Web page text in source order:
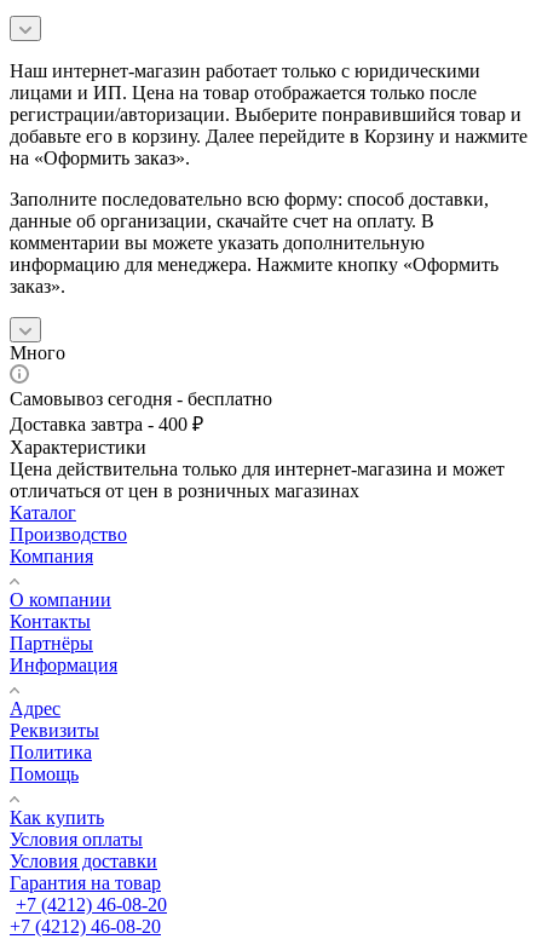
Наш интернет-магазин работает только с юридическими
лицами и ИП. Цена на товар отображается только после
регистрации/авторизации. Выберите понравившийся товар и
добавьте его в корзину. Далее перейдите в Корзину и нажмите
на «Оформить заказ».
Заполните последовательно всю форму: способ доставки,
данные об организации, скачайте счет на оплату. В
комментарии вы можете указать дополнительную
информацию для менеджера. Нажмите кнопку «Оформить
заказ».
Много
Самовывоз сегодня - бесплатно
Доставка завтра - 400 ₽
Характеристики
Цена действительна только для интернет-магазина и может
отличаться от цен в розничных магазинах
Каталог
Производство
Компания
О компании
Контакты
Партнёры
Информация
Адрес
Реквизиты
Политика
Помощь
Как купить
Условия оплаты
Условия доставки
Гарантия на товар
+7 (4212) 46-08-20
+7 (4212) 46-08-20